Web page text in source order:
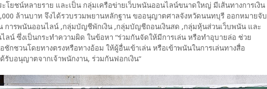
โยชน์หลายราย และเป็น กลุ่มเครือข่ายเว็บพนันออนไลน์ขนาดใหญ่ มีเส้นทางการเงิน
ล้านบาท จึงได้รวบรวมพยานหลักฐาน ขออนุญาตศาลจังหวัดนนทบุรี ออกหมายจับ
การพนันออนไลน์ ,กลุ่มบัญชีพักเงิน ,กลุ่มบัญชีถอนเงินสด ,กลุ่มหุ้นส่วนเว็บพนัน และ
ลน์ ซึ่งเป็นกระทำความผิด ในข้อหา “ร่วมกันจัดให้มีการเล่น หรือทำอุบายล่อ ช่วย
กชวนโดยทางตรงหรือทางอ้อม ให้ผู้อื่นเข้าเล่น หรือเข้าพนันในการเล่นทางสื่อ
รับอนุญาตจากเจ้าพนักงาน, ร่วมกันฟอกเงิน”